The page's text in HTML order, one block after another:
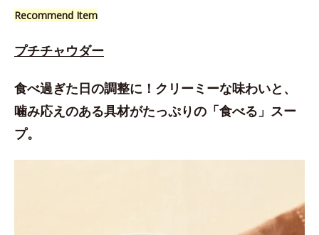
Recommend Item
プチチャウダー
食べ過ぎた日の調整に！クリーミーな味わいと、
噛み応えのある具材がたっぷりの「食べる」スー
プ。